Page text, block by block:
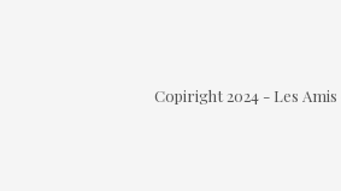
Copiright 2024 - Les